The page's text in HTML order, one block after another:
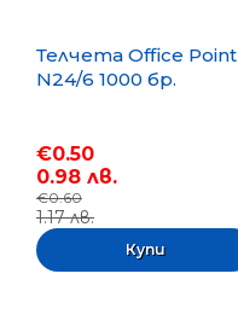
Телчета Office Point
N24/6 1000 бр.
€0.50
0.98 лв.
€0.60
1.17 лв.